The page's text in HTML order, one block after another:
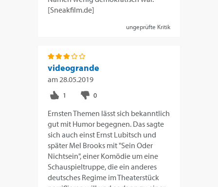
[Sneakfilm.de]
ungeprüfte Kritik
videogrande
am28.05.2019
Ernsten Themen lässt sich bekanntlich
gut mit Humor begegnen. Das sagte
sich auch einst Ernst Lubitsch und
später Mel Brooks mit "Sein Oder
Nichtsein", einer Komödie um eine
Schauspieltruppe, die ein anderes
deutsches Regime im Theaterstück